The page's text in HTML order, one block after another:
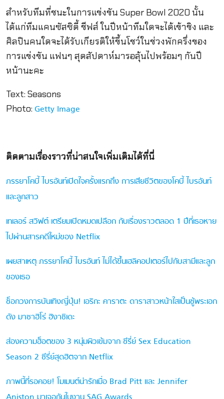
สำหรับทีมที่ชนะในการแข่งขัน Super Bowl 2020 นั้น
ได้แก่ทีมแคนซัสซิตี้ ชีฟส์ ในปีหน้าทีมใดจะได้เข้าชิง และ
ศิลปินคนใดจะได้รับเกียรติให้ขึ้นโชว์ในช่วงพักครึ่งของ
การแข่งขัน แฟนๆ สุดสัปดาห์มารอลุ้นไปพร้อมๆ กันปี
หน้านะคะ
Text: Seasons
Photo: Getty Image
ติดตามเรื่องราวที่น่าสนใจเพิ่มเติมได้ที่นี่
ภรรยาโคบี้ ไบรอันท์เปิดใจครั้งแรกถึง การเสียชีวิตของโคบี้ ไบรอันท์
และลูกสาว
เทเลอร์ สวิฟต์ เตรียมเปิดหมดเปลือก กับเรื่องราวตลอด 1 ปีที่เธอหาย
ไปผ่านสารคดีใหม่ของ Netflix
เผยสาเหตุ ภรรยาโคบี้ ไบรอันท์ ไม่ได้ขึ้นเฮลิคอปเตอร์ไปกับสามีและลูก
ของเธอ
ช็อกวงการบันเทิงญี่ปุ่น! เอริกะ คาราตะ ดาราสาวหน้าใสเป็นชู้พระเอก
ดัง มาซาฮิโร่ ฮิงาชิเดะ
ส่องความฮ็อตของ 3 หนุ่มผิวเข้มจาก ซีรี่ย์ Sex Education
Season 2 ซีรี่ย์สุดฮิตจาก Netflix
ภาพนี้ที่รอคอย! โมเมนต์น่ารักเมื่อ Brad Pitt และ Jennifer